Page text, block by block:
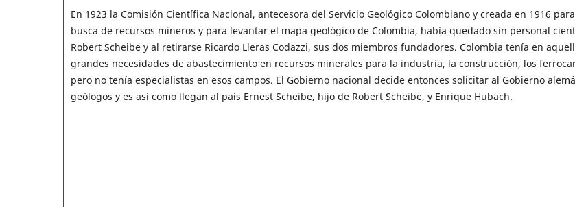
En 1923 la Comisión Científica Nacional, antecesora del Servicio Geológico Colombiano y creada en 1916
busca de recursos mineros y para levantar el mapa geológico de Colombia, había quedado sin personal
Robert Scheibe y al retirarse Ricardo Lleras Codazzi, sus dos miembros fundadores. Colombia tenía en
grandes necesidades de abastecimiento en recursos minerales para la industria, la construcción, los
pero no tenía especialistas en esos campos. El Gobierno nacional decide entonces solicitar al Gobierno
geólogos y es así como llegan al país Ernest Scheibe, hijo de Robert Scheibe, y Enrique Hubach.